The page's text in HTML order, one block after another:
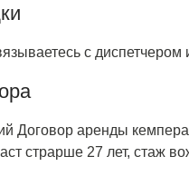
с
Договор аренды
страрше 27 лет, стаж